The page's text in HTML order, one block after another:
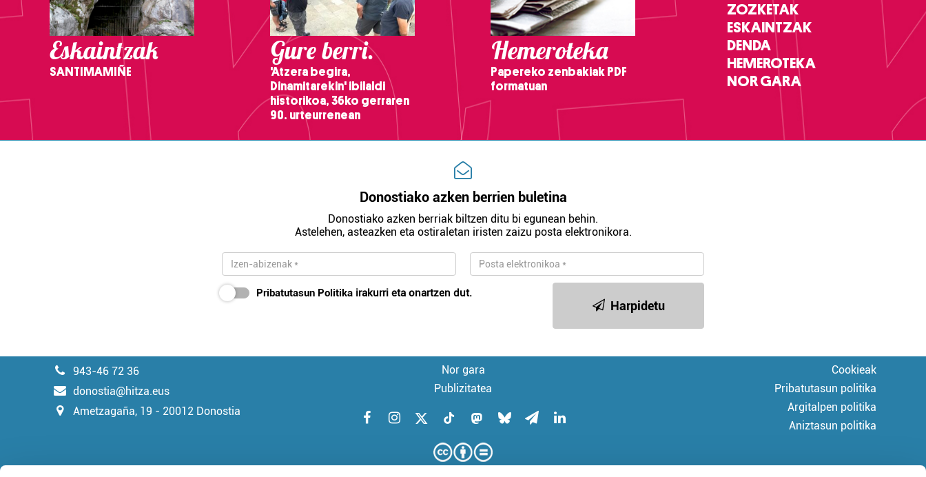
Eskaintzak
SANTIMAMIÑE
Gure berri.
'Atzera begira,
Dinamitarekin' ibilaldi
historikoa, 36ko gerraren
90. urteurrenean
Hemeroteka
Papereko zenbakiak PDF
formatuan
ZOZKETAK
ESKAINTZAK
DENDA
HEMEROTEKA
NOR GARA
Donostiako azken berrien buletina
Donostiako azken berriak biltzen ditu bi egunean behin.
Astelehen, asteazken eta ostiraletan iristen zaizu posta elektronikora.
Pribatutasun Politika irakurri eta onartzen dut.
Harpidetu
943-46 72 36
donostia@hitza.eus
Ametzagaña, 19 - 20012 Donostia
Nor gara
Publizitatea
Cookieak
Pribatutasun politika
Argitalpen politika
Aniztasun politika